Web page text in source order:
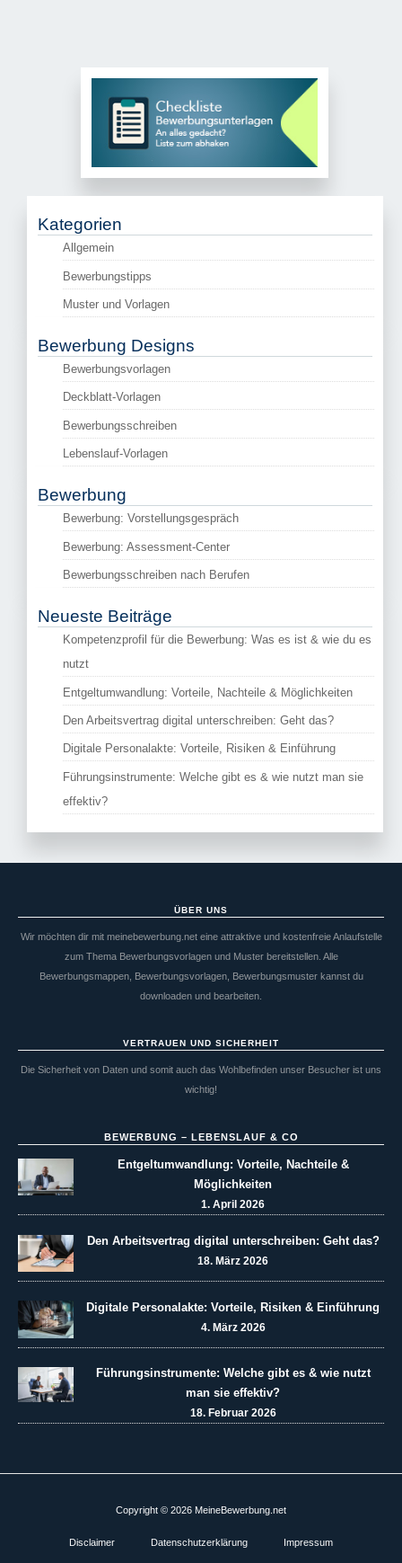
Kategorien
Allgemein
Bewerbungstipps
Muster und Vorlagen
Bewerbung Designs
Bewerbungsvorlagen
Deckblatt-Vorlagen
Bewerbungsschreiben
Lebenslauf-Vorlagen
Bewerbung
Bewerbung: Vorstellungsgespräch
Bewerbung: Assessment-Center
Bewerbungsschreiben nach Berufen
Neueste Beiträge
Kompetenzprofil für die Bewerbung: Was es ist & wie du es
nutzt
Entgeltumwandlung: Vorteile, Nachteile & Möglichkeiten
Den Arbeitsvertrag digital unterschreiben: Geht das?
Digitale Personalakte: Vorteile, Risiken & Einführung
Führungsinstrumente: Welche gibt es & wie nutzt man sie
effektiv?
ÜBER UNS
Wir möchten dir mit meinebewerbung.net eine attraktive und kostenfreie Anlaufstelle
zum Thema Bewerbungsvorlagen und Muster bereitstellen. Alle
Bewerbungsmappen, Bewerbungsvorlagen, Bewerbungsmuster kannst du
downloaden und bearbeiten.
VERTRAUEN UND SICHERHEIT
Die Sicherheit von Daten und somit auch das Wohlbefinden unser Besucher ist uns
wichtig!
BEWERBUNG – LEBENSLAUF & CO
Entgeltumwandlung: Vorteile, Nachteile &
Möglichkeiten
1. April 2026
Den Arbeitsvertrag digital unterschreiben: Geht das?
18. März 2026
Digitale Personalakte: Vorteile, Risiken & Einführung
4. März 2026
Führungsinstrumente: Welche gibt es & wie nutzt
man sie effektiv?
18. Februar 2026
Copyright © 2026 MeineBewerbung.net
Disclaimer Datenschutzerklärung Impressum